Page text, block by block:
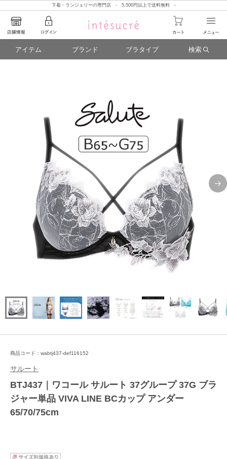
下着・ランジェリーの専門店 - 5,500円以上で送料無料 -
アイテム ブランド ブラタイプ 検索
商品コード：wabtj437-def116152
サルート
BTJ437｜ワコール サルート 37グループ 37G ブラ
ジャー単品 VIVA LINE BCカップ アンダー
65/70/75cm